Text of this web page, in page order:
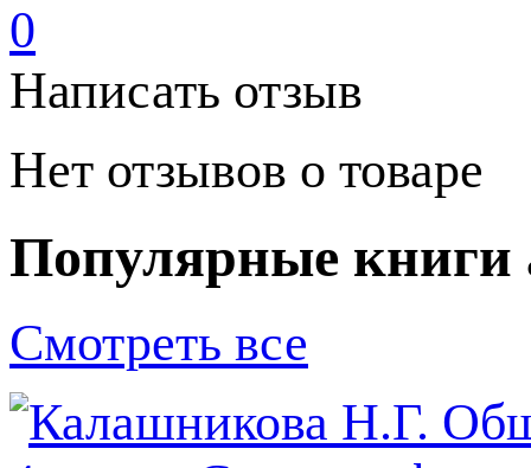
0
Написать отзыв
Нет отзывов о товаре
Популярные книги
Смотреть все